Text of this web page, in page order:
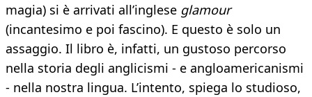
magia) si è arrivati all’inglese glamour
(incantesimo e poi fascino). E questo è solo un
assaggio. Il libro è, infatti, un gustoso percorso
nella storia degli anglicismi - e angloamericanismi
- nella nostra lingua. L’intento, spiega lo studioso,